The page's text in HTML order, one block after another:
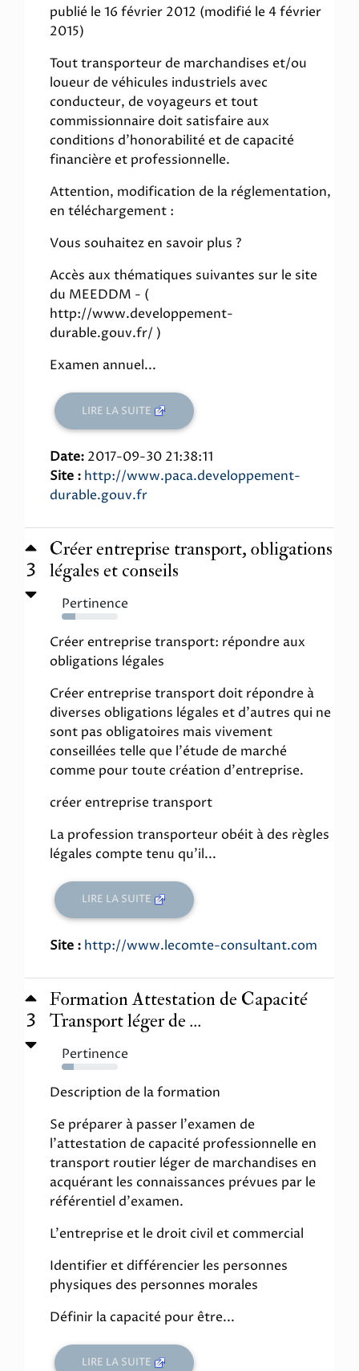
publié le 16 février 2012 (modifié le 4 février
2015)
Tout transporteur de marchandises et/ou
loueur de véhicules industriels avec
conducteur, de voyageurs et tout
commissionnaire doit satisfaire aux
conditions d'honorabilité et de capacité
financière et professionnelle.
Attention, modification de la réglementation,
en téléchargement :
Vous souhaitez en savoir plus ?
Accès aux thématiques suivantes sur le site
du MEEDDM - (
http://www.developpement-
durable.gouv.fr/ )
Examen annuel...
LIRE LA SUITE
Date: 2017-09-30 21:38:11
Site : http://www.paca.developpement-
durable.gouv.fr
3
Créer entreprise transport, obligations
légales et conseils
Pertinence
24%
Créer entreprise transport: répondre aux
obligations légales
Créer entreprise transport doit répondre à
diverses obligations légales et d'autres qui ne
sont pas obligatoires mais vivement
conseillées telle que l'étude de marché
comme pour toute création d'entreprise.
créer entreprise transport
La profession transporteur obéit à des règles
légales compte tenu qu'il...
LIRE LA SUITE
Site : http://www.lecomte-consultant.com
3
Formation Attestation de Capacité
Transport léger de ...
Pertinence
21%
Description de la formation
Se préparer à passer l'examen de
l'attestation de capacité professionnelle en
transport routier léger de marchandises en
acquérant les connaissances prévues par le
référentiel d'examen.
L'entreprise et le droit civil et commercial
Identifier et différencier les personnes
physiques des personnes morales
Définir la capacité pour être...
LIRE LA SUITE